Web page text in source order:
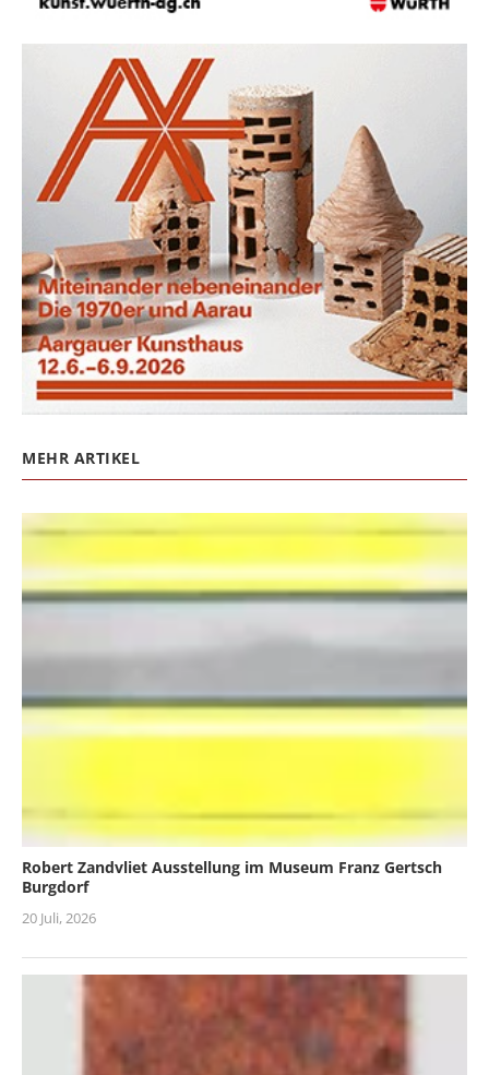
MEHR ARTIKEL
Robert Zandvliet Ausstellung im Museum Franz Gertsch
Burgdorf
20 Juli, 2026